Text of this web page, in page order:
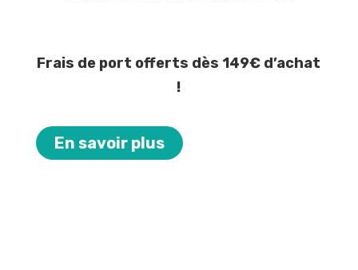
Frais de port offerts dès 149€ d’achat
!
En savoir plus